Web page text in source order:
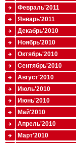
Февраль'2011
Январь'2011
Декабрь'2010
Ноябрь'2010
Октябрь'2010
Сентябрь'2010
Август'2010
Июль'2010
Июнь'2010
Май'2010
Апрель'2010
Март'2010